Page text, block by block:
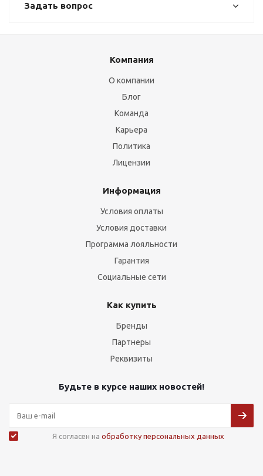
Задать вопрос
Компания
О компании
Блог
Команда
Карьера
Политика
Лицензии
Информация
Условия оплаты
Условия доставки
Программа лояльности
Гарантия
Социальные сети
Как купить
Бренды
Партнеры
Реквизиты
Будьте в курсе наших новостей!
Я согласен на обработку персональных данных